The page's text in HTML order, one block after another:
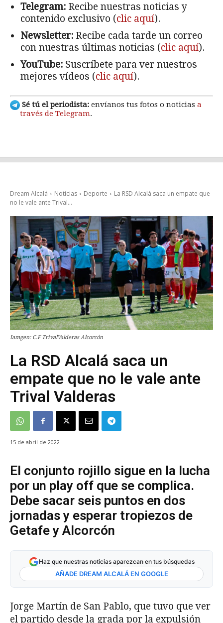
Telegram: Recibe nuestras noticias y
contenido exclusivo (clic aquí).
Newsletter: Recibe cada tarde un correo
con nuestras últimas noticias (clic aquí).
YouTube: Suscríbete para ver nuestros
mejores vídeos (clic aquí).
Sé tú el periodista: envíanos tus fotos o noticias a
través de Telegram.